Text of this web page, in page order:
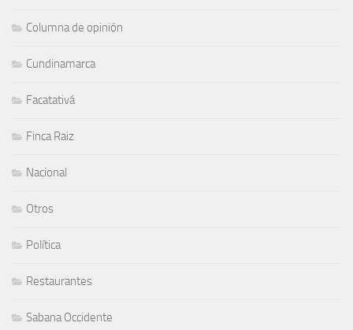
Columna de opinión
Cundinamarca
Facatativá
Finca Raiz
Nacional
Otros
Política
Restaurantes
Sabana Occidente